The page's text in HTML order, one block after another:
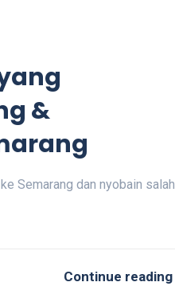
&
Semarang dan nyobain salah
Continue reading